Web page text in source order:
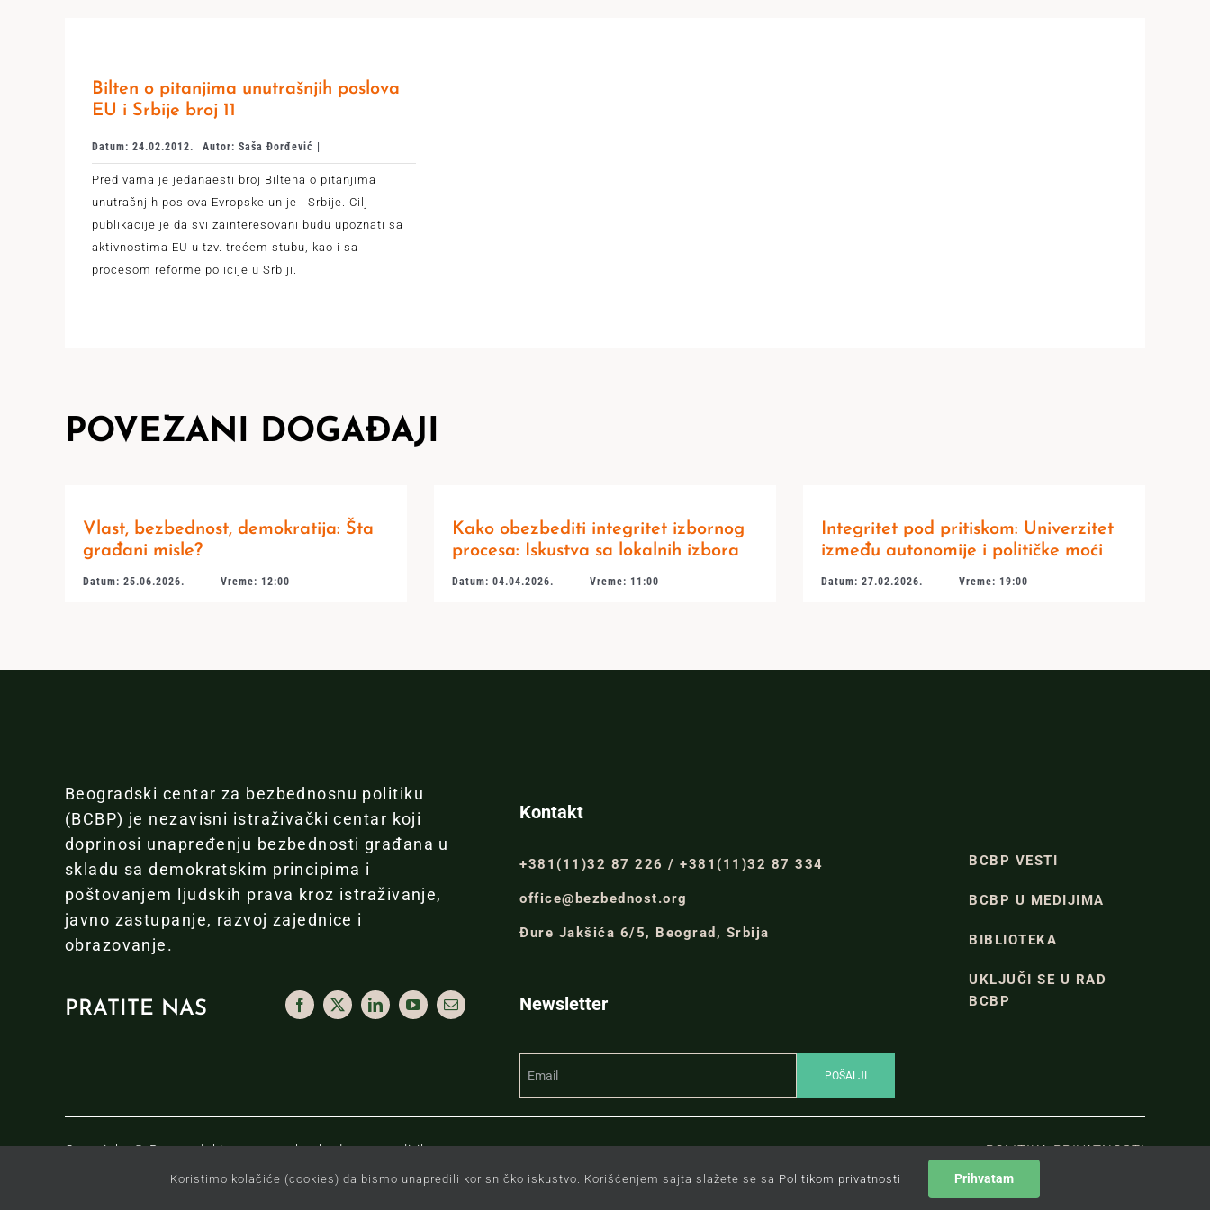
Bilten o pitanjima unutrašnjih poslova
EU i Srbije broj 11
Datum: 24.02.2012. Autor: Saša Đorđević |
Pred vama je jedanaesti broj Biltena o pitanjima
unutrašnjih poslova Evropske unije i Srbije. Cilj
publikacije je da svi zainteresovani budu upoznati sa
aktivnostima EU u tzv. trećem stubu, kao i sa
procesom reforme policije u Srbiji.
POVEZANI DOGAĐAJI
Vlast, bezbednost, demokratija: Šta
građani misle?
Datum: 25.06.2026. Vreme: 12:00
Kako obezbediti integritet izbornog
procesa: Iskustva sa lokalnih izbora
Datum: 04.04.2026. Vreme: 11:00
Integritet pod pritiskom: Univerzitet
između autonomije i političke moći
Datum: 27.02.2026. Vreme: 19:00
Beogradski centar za bezbednosnu politiku
(BCBP) je nezavisni istraživački centar koji
doprinosi unapređenju bezbednosti građana u
skladu sa demokratskim principima i
poštovanjem ljudskih prava kroz istraživanje,
javno zastupanje, razvoj zajednice i
obrazovanje.
PRATITE NAS
Kontakt
+381(11)32 87 226 / +381(11)32 87 334
office@bezbednost.org
Đure Jakšića 6/5, Beograd, Srbija
Newsletter
BCBP VESTI
BCBP U MEDIJIMA
BIBLIOTEKA
UKLJUČI SE U RAD
BCBP
Copyright © Beogradski centar za bezbednosnu politiku. POLITIKA PRIVATNOSTI
Koristimo kolačiće (cookies) da bismo unapredili korisničko iskustvo. Korišćenjem sajta slažete se sa Politikom privatnosti Prihvatam